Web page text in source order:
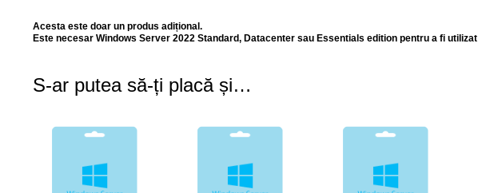
Acesta este doar un produs adițional.
Este necesar Windows Server 2022 Standard, Datacenter sau Essentials edition pentru a fi utilizat
S-ar putea să-ți placă și…